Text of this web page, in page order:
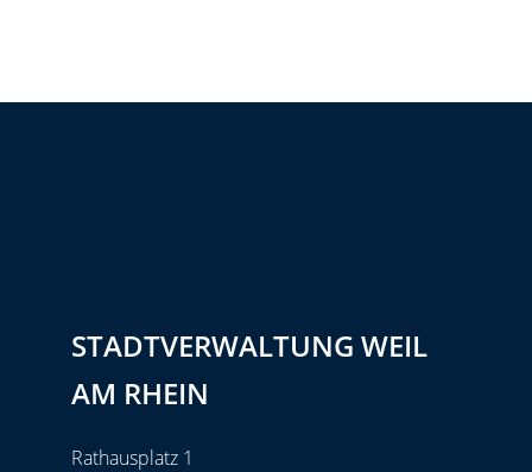
STADTVERWALTUNG WEIL
AM RHEIN
Rathausplatz 1